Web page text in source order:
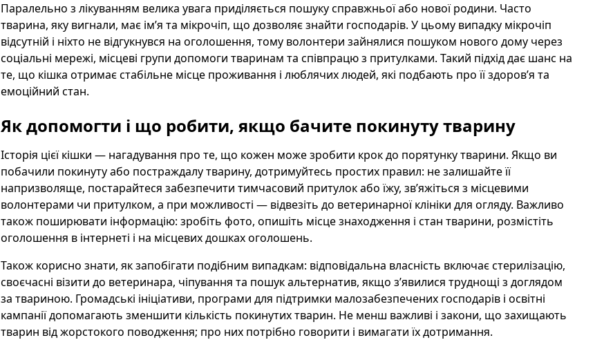
Паралельно з лікуванням велика увага приділяється пошуку справжньої або нової родини. Часто
тварина, яку вигнали, має ім’я та мікрочіп, що дозволяє знайти господарів. У цьому випадку мікрочіп
відсутній і ніхто не відгукнувся на оголошення, тому волонтери зайнялися пошуком нового дому через
соціальні мережі, місцеві групи допомоги тваринам та співпрацю з притулками. Такий підхід дає шанс на
те, що кішка отримає стабільне місце проживання і люблячих людей, які подбають про її здоров’я та
емоційний стан.
Як допомогти і що робити, якщо бачите покинуту тварину
Історія цієї кішки — нагадування про те, що кожен може зробити крок до порятунку тварини. Якщо ви
побачили покинуту або постраждалу тварину, дотримуйтесь простих правил: не залишайте її
напризволяще, постарайтеся забезпечити тимчасовий притулок або їжу, зв’яжіться з місцевими
волонтерами чи притулком, а при можливості — відвезіть до ветеринарної клініки для огляду. Важливо
також поширювати інформацію: зробіть фото, опишіть місце знаходження і стан тварини, розмістіть
оголошення в інтернеті і на місцевих дошках оголошень.
Також корисно знати, як запобігати подібним випадкам: відповідальна власність включає стерилізацію,
своєчасні візити до ветеринара, чіпування та пошук альтернатив, якщо з’явилися труднощі з доглядом
за твариною. Громадські ініціативи, програми для підтримки малозабезпечених господарів і освітні
кампанії допомагають зменшити кількість покинутих тварин. Не менш важливі і закони, що захищають
тварин від жорстокого поводження; про них потрібно говорити і вимагати їх дотримання.